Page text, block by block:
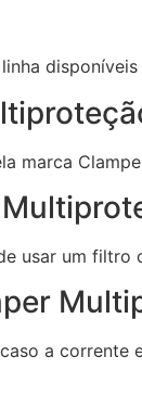
marca
usar um
a